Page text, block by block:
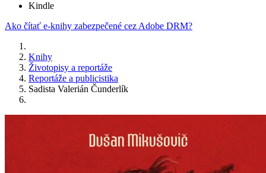
Kindle
Ako čítať e-knihy zabezpečené cez Adobe DRM?
Knihy
Životopisy a reportáže
Reportáže a publicistika
Sadista Valerián Čunderlík